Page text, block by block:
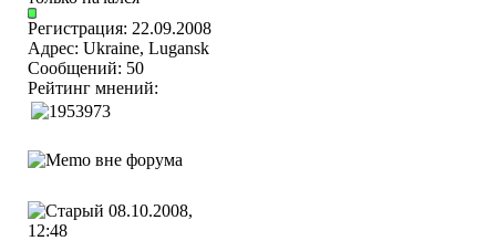
Регистрация: 22.09.2008
Адрес: Ukraine, Lugansk
Сообщений: 50
Рейтинг мнений:
08.10.2008,
12:48